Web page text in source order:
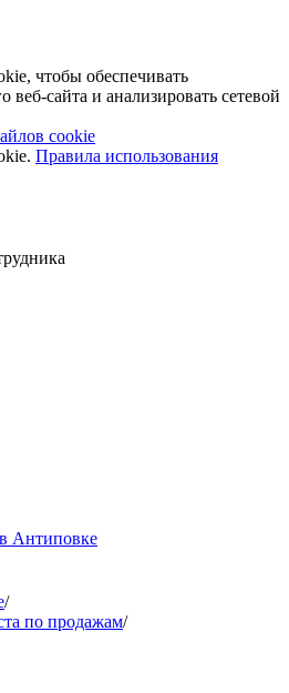
чтобы обеспечивать
сайта и анализировать сетевой
cookie
Правила использования
Антиповке
/
по продажам/